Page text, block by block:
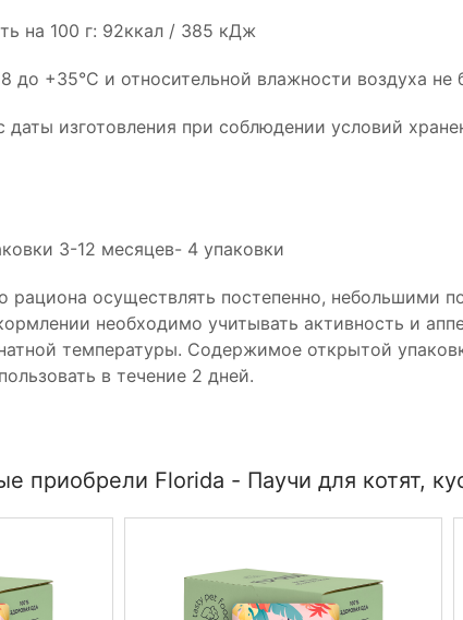
на 100 г: 92ккал / 385 кДж
до +35°С и относительной влажности воздуха не
даты изготовления при соблюдении условий
3-12 месяцев- 4 упаковки
рациона осуществлять постепенно, небольшими
необходимо учитывать активность и
температуры. Содержимое открытой
в течение 2 дней.
приобрели Florida - Паучи для котят,